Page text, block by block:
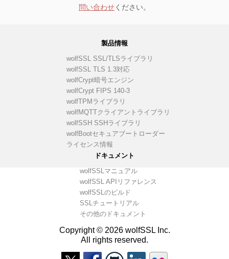
問い合わせください。
製品情報
wolfSSL SSL/TLSライブラリ
wolfSSL TLS 1.3対応
wolfCrypt暗号エンジン
wolfCrypt FIPS 140-3
wolfTPMライブラリ
wolfMQTTクライアントライブラリ
wolfSSH SSHライブラリ
wolfBootセキュアブートローダー
ライセンス情報
ドキュメント
wolfSSLマニュアル
wolfSSL APIリファレンス
wolfSSLのビルド
SSLチュートリアル
その他のドキュメント
Copyright © 2026 wolfSSL Inc.
All rights reserved.